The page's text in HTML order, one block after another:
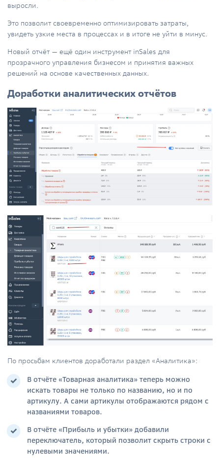
выросли.
Это позволит своевременно оптимизировать затраты,
увидеть узкие места в процессах и в итоге не уйти в минус.
Новый отчёт — ещё один инструмент inSales для
прозрачного управления бизнесом и принятия важных
решений на основе качественных данных.
Доработки аналитических отчётов
По просьбам клиентов доработали раздел «Аналитика»:
В отчёте «Товарная аналитика» теперь можно
искать товары не только по названию, но и по
артикулу. А сами артикулы отображаются рядом с
названиями товаров.
В отчёте «Прибыль и убытки» добавили
переключатель, который позволит скрыть строки с
нулевыми значениями.